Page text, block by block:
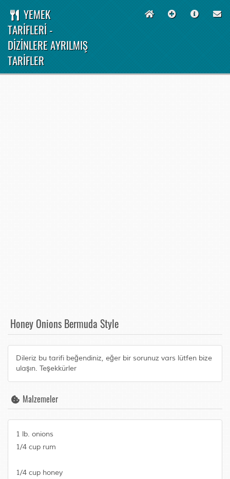
YEMEK
TARİFLERİ -
DİZİNLERE AYRILMIŞ
TARİFLER
Honey Onions Bermuda Style
Dileriz bu tarifi beğendiniz, eğer bir sorunuz vars lütfen bize
ulaşın. Teşekkürler
Malzemeler
1 lb. onions
1/4 cup rum
1/4 cup honey